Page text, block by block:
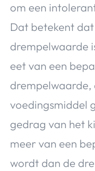
om een
Dat betekent
drempelwaarde
eet van een
voedingsmiddel
gedrag van het
meer van een
wordt dan de